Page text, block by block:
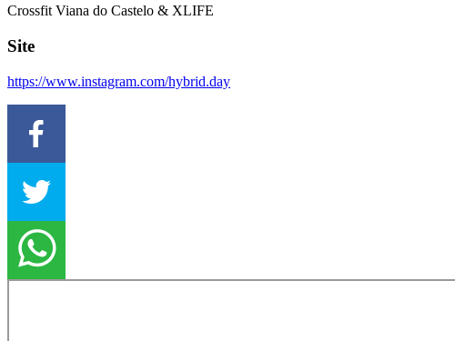
Crossfit Viana do Castelo & XLIFE
Site
https://www.instagram.com/hybrid.day